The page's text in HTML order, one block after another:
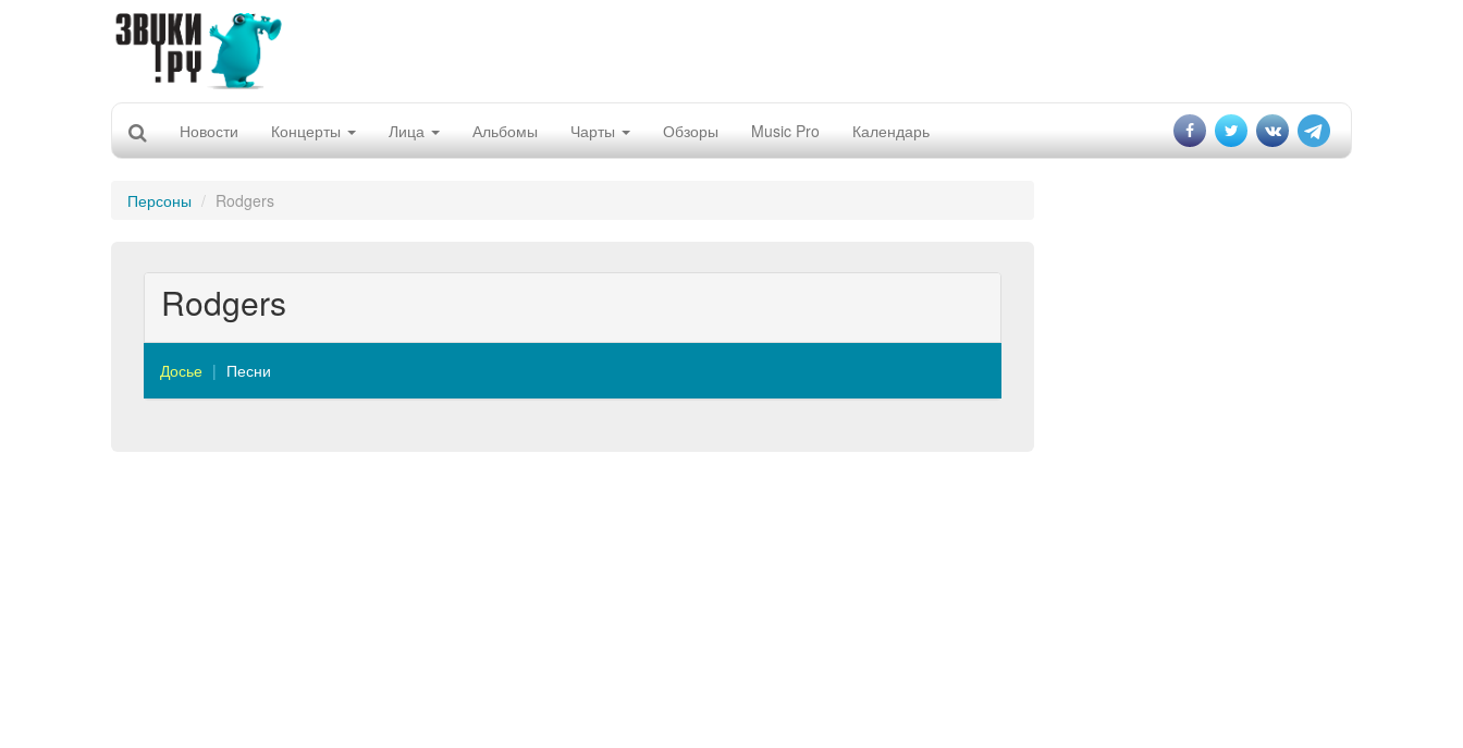
Новости Концерты Лица Альбомы Чарты Обзоры Music Pro Календарь
Персоны Rodgers
Rodgers
Досье Песни